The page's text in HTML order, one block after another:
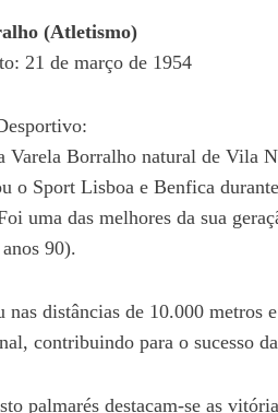
(Atletismo)
21 de março de 1954
Varela Borralho natural de Vila
o Sport Lisboa e Benfica
uma das melhores da sua
90).
nas distâncias de 10.000
contribuindo para o sucesso
palmarés destacam-se as